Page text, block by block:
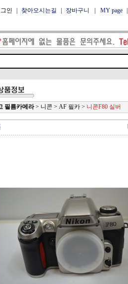
인 찾아오시는길 장바구니 MY page
필름카메라 > 니콘 > AF 필카 > 니콘F80 실버